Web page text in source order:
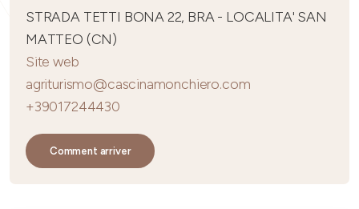
STRADA TETTI BONA 22, BRA - LOCALITA' SAN
MATTEO (CN)
Site web
agriturismo@cascinamonchiero.com
+39017244430
Comment arriver